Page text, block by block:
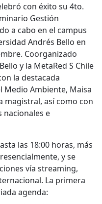
con éxito su 4to.
Gestión
a cabo en el campus
Andrés Bello en
Coorganizado
y la MetaRed S Chile
la destacada
Ambiente, Maisa
magistral, así como con
e
las 18:00 horas, más
y se
vía streaming,
La primera
agenda: